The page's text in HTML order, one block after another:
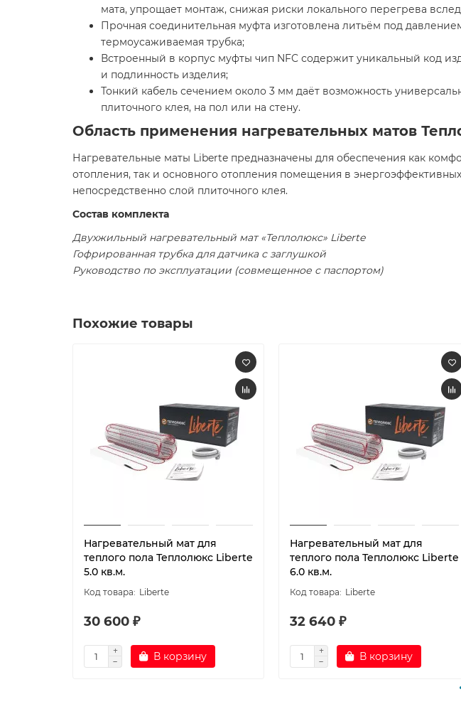
мата, упрощает монтаж, снижая риски локального перегрева
Прочная соединительная муфта изготовлена литьём под
термоусаживаемая трубка;
Встроенный в корпус муфты чип NFC содержит уникальный код
и подлинность изделия;
Тонкий кабель сечением около 3 мм даёт возможность
плиточного клея, на пол или на стену.
Область применения нагревательных матов
Нагревательные маты Liberte предназначены для обеспечения как
отопления, так и основного отопления помещения в
непосредственно слой плиточного клея.
Состав комплекта
Двухжильный нагревательный мат «Теплолюкс» Liberte
Гофрированная трубка для датчика с заглушкой
Руководство по эксплуатации (совмещенное с паспортом)
Похожие товары
Нагревательный мат для
теплого пола Теплолюкс Liberte
5.0 кв.м.
Liberte
30 600 ₽
В корзину
Нагревательный мат для
теплого пола Теплолюкс Liberte
6.0 кв.м.
Liberte
32 640 ₽
В корзину